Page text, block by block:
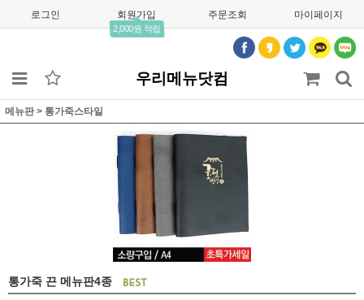
로그인 회원가입
2,000원 적립
주문조회 마이페이지
우리메뉴닷컴
메뉴판 > 통가죽스타일
통가죽 끈 메뉴판4종